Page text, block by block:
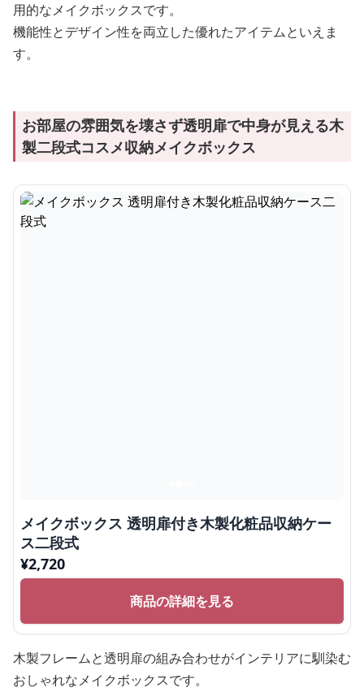
用的なメイクボックスです。
機能性とデザイン性を両立した優れたアイテムといえま
す。
お部屋の雰囲気を壊さず透明扉で中身が見える木
製二段式コスメ収納メイクボックス
メイクボックス 透明扉付き木製化粧品収納ケー
ス二段式
¥2,720
商品の詳細を見る
木製フレームと透明扉の組み合わせがインテリアに馴染む
おしゃれなメイクボックスです。